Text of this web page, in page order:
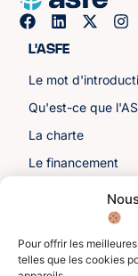
Pour offrir les
telles que les cookies
L'ASFE
Le mot
Qu'est-ce que
La charte
Le financement
Les sénateurs
Autre liens